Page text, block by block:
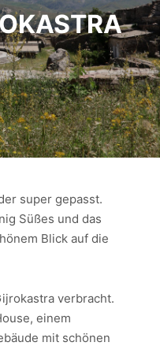
super gepasst.
Süßes und das
Blick auf die
verbracht.
einem
mit schönen